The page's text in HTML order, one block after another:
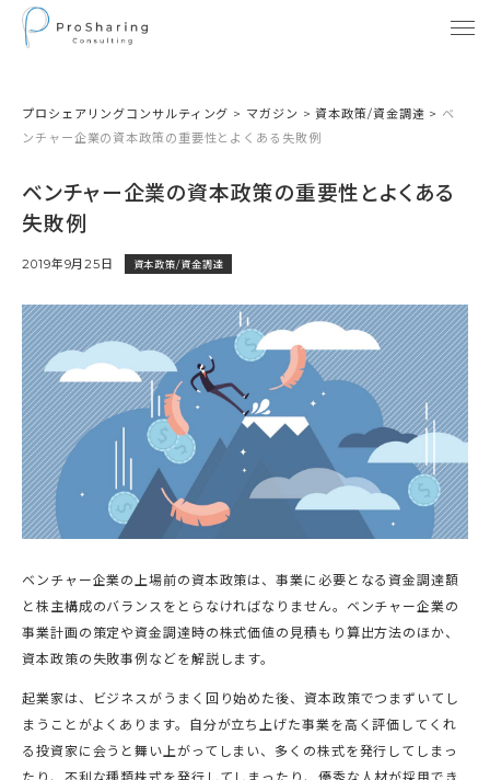
プロシェアリングコンサルティング > マガジン >資本政策/資金調達 > ベ
ンチャー企業の資本政策の重要性とよくある失敗例
ベンチャー企業の資本政策の重要性とよくある
失敗例
2019年9月25日 資本政策/資金調達
ベンチャー企業の上場前の資本政策は、事業に必要となる資金調達額
と株主構成のバランスをとらなければなりません。ベンチャー企業の
事業計画の策定や資金調達時の株式価値の見積もり算出方法のほか、
資本政策の失敗事例などを解説します。
起業家は、ビジネスがうまく回り始めた後、資本政策でつまずいてし
まうことがよくあります。自分が立ち上げた事業を高く評価してくれ
る投資家に会うと舞い上がってしまい、多くの株式を発行してしまっ